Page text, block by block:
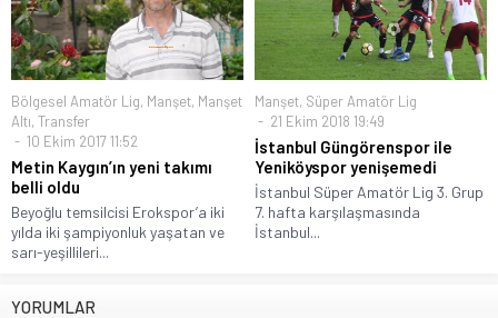
Bölgesel Amatör Lig, Manşet, Manşet
Altı, Transfer
10 Ekim 2017 11:52
Metin Kaygın’ın yeni takımı
belli oldu
Beyoğlu temsilcisi Erokspor’a iki
yılda iki şampiyonluk yaşatan ve
sarı-yeşillileri...
Manşet, Süper Amatör Lig
21 Ekim 2018 19:49
İstanbul Güngörenspor ile
Yeniköyspor yenişemedi
İstanbul Süper Amatör Lig 3. Grup
7. hafta karşılaşmasında
İstanbul...
YORUMLAR